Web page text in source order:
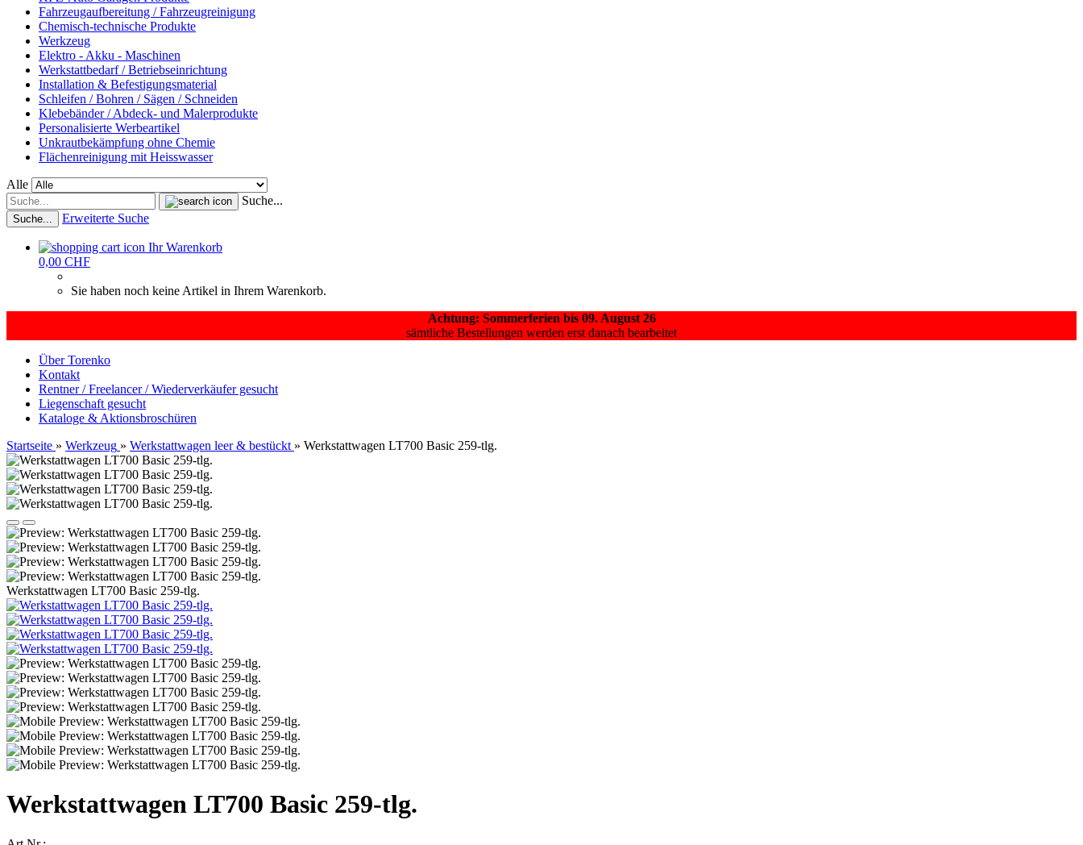
Fahrzeugaufbereitung / Fahrzeugreinigung
Chemisch-technische Produkte
Werkzeug
Elektro - Akku - Maschinen
Werkstattbedarf / Betriebseinrichtung
Installation & Befestigungsmaterial
Schleifen / Bohren / Sägen / Schneiden
Klebebänder / Abdeck- und Malerprodukte
Personalisierte Werbeartikel
Unkrautbekämpfung ohne Chemie
Flächenreinigung mit Heisswasser
Alle
Suche...
Suche... Erweiterte Suche
Ihr Warenkorb
0,00 CHF
Sie haben noch keine Artikel in Ihrem Warenkorb.
Achtung: Sommerferien bis 09. August 26
sämtliche Bestellungen werden erst danach bearbeitet
Über Torenko
Kontakt
Rentner / Freelancer / Wiederverkäufer gesucht
Liegenschaft gesucht
Kataloge & Aktionsbroschüren
Startseite » Werkzeug » Werkstattwagen leer & bestückt » Werkstattwagen LT700 Basic 259-tlg.
Werkstattwagen LT700 Basic 259-tlg.
Werkstattwagen LT700 Basic 259-tlg.